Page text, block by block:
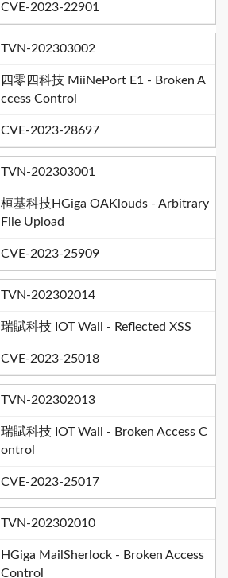
CVE-2023-22901
TVN-202303002
四零四科技 MiiNePort E1 - Broken A
ccess Control
CVE-2023-28697
TVN-202303001
桓基科技HGiga OAKlouds - Arbitrary
File Upload
CVE-2023-25909
TVN-202302014
瑞賦科技 IOT Wall - Reflected XSS
CVE-2023-25018
TVN-202302013
瑞賦科技 IOT Wall - Broken Access C
ontrol
CVE-2023-25017
TVN-202302010
HGiga MailSherlock - Broken Access
Control